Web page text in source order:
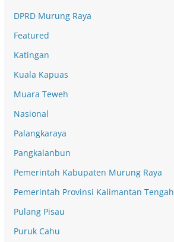
DPRD Murung Raya
Featured
Katingan
Kuala Kapuas
Muara Teweh
Nasional
Palangkaraya
Pangkalanbun
Pemerintah Kabupaten Murung Raya
Pemerintah Provinsi Kalimantan Tengah
Pulang Pisau
Puruk Cahu